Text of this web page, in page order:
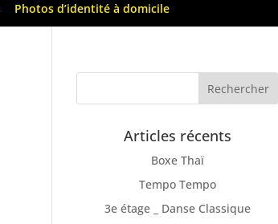
Photos d’identité à domicile
Articles récents
Boxe Thaï
Tempo Tempo
3e étage _ Danse Classique